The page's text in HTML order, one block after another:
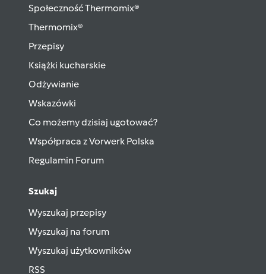
Społeczność Thermomix®
Thermomix®
Przepisy
Książki kucharskie
Odżywianie
Wskazówki
Co możemy dzisiaj ugotować?
Współpraca z Vorwerk Polska
Regulamin Forum
Szukaj
Wyszukaj przepisy
Wyszukaj na forum
Wyszukaj użytkowników
RSS